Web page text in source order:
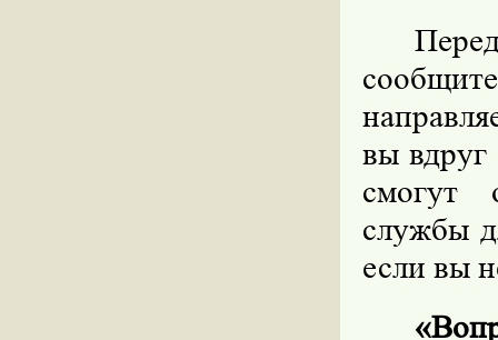
вы вдруг
смогут
службы
если вы